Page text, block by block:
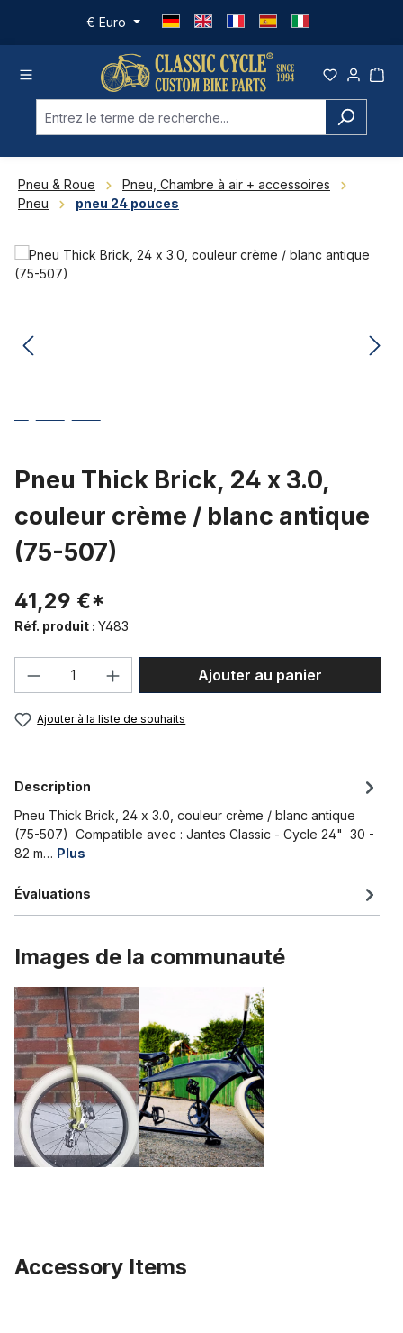
Passer au contenu principal
€ Euro
Pneu & Roue
Pneu, Chambre à air + accessoires
Pneu
pneu 24 pouces
Ignorer la galerie d'images
Pneu Thick Brick, 24 x 3.0,
couleur crème / blanc antique
(75-507)
41,29 €*
Réf. produit : Y483
Quantité de produit : Entrez la
Ajouter au panier
Ajouter à la liste de souhaits
Description
Pneu Thick Brick, 24 x 3.0, couleur crème / blanc antique
(75-507) Compatible avec : Jantes Classic - Cycle 24" 30 -
82 m… Plus
Évaluations
Images de la communauté
Accessory Items